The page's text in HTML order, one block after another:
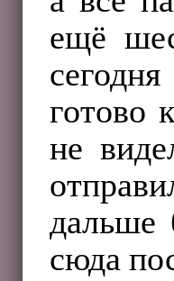
ещё
готово
не
дальше
сюда